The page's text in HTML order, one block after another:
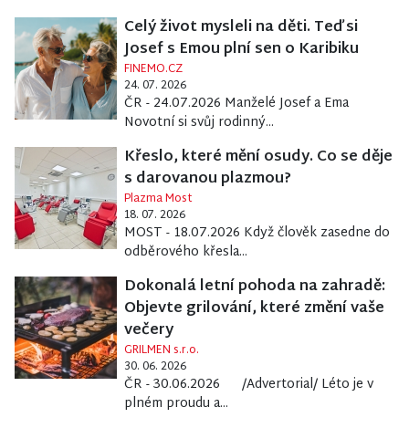
Celý život mysleli na děti. Teď si
Josef s Emou plní sen o Karibiku
FINEMO.CZ
24. 07. 2026
ČR - 24.07.2026 Manželé Josef a Ema
Novotní si svůj rodinný...
Křeslo, které mění osudy. Co se děje
s darovanou plazmou?
Plazma Most
18. 07. 2026
MOST - 18.07.2026 Když člověk zasedne do
odběrového křesla...
Dokonalá letní pohoda na zahradě:
Objevte grilování, které změní vaše
večery
GRILMEN s.r.o.
30. 06. 2026
ČR - 30.06.2026 /Advertorial/ Léto je v
plném proudu a...